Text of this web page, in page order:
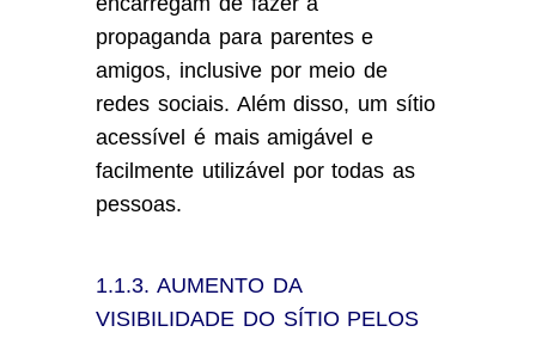
propaganda para parentes e
amigos, inclusive por meio de
redes sociais. Além disso, um sítio
acessível é mais amigável e
facilmente utilizável por todas as
pessoas.
1.1.3. AUMENTO DA
VISIBILIDADE DO SÍTIO PELOS